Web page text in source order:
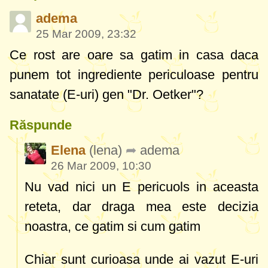
adema
25 Mar 2009, 23:32
Ce rost are oare sa gatim in casa daca
punem tot ingrediente periculoase pentru
sanatate (E-uri) gen "Dr. Oetker"?
Răspunde
Elena (lena) adema
26 Mar 2009, 10:30
Nu vad nici un E pericuols in aceasta
reteta, dar draga mea este decizia
noastra, ce gatim si cum gatim
Chiar sunt curioasa unde ai vazut E-uri